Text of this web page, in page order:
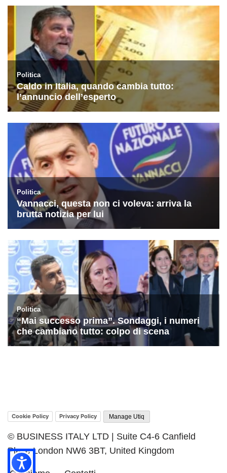
Cookie Policy Privacy Policy Manage Utiq
© BUSINESS ITALY LTD | Suite C4-6 Canfield
Place London NW6 3BT, United Kingdom